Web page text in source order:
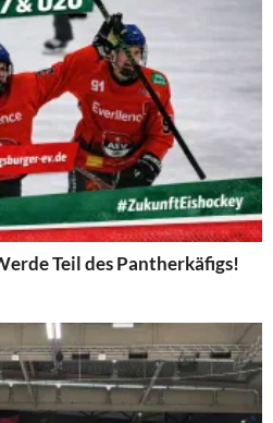
Teil des Pantherkäfigs!